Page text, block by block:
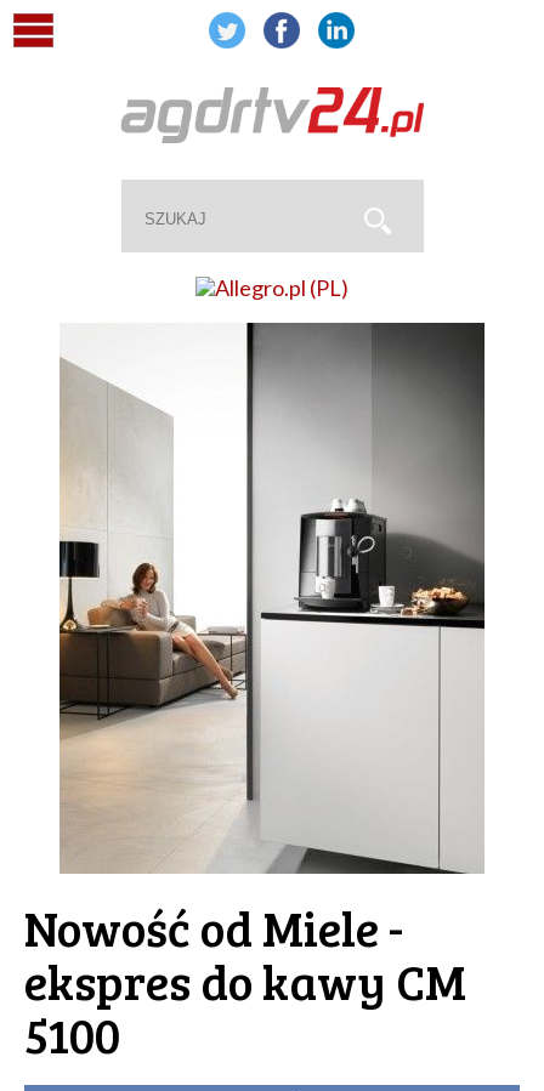
Nowość od Miele -
ekspres do kawy CM
5100